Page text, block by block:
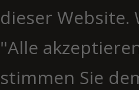
dieser Website.
"Alle
stimmen Sie